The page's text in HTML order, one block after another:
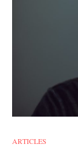
ARTICLES